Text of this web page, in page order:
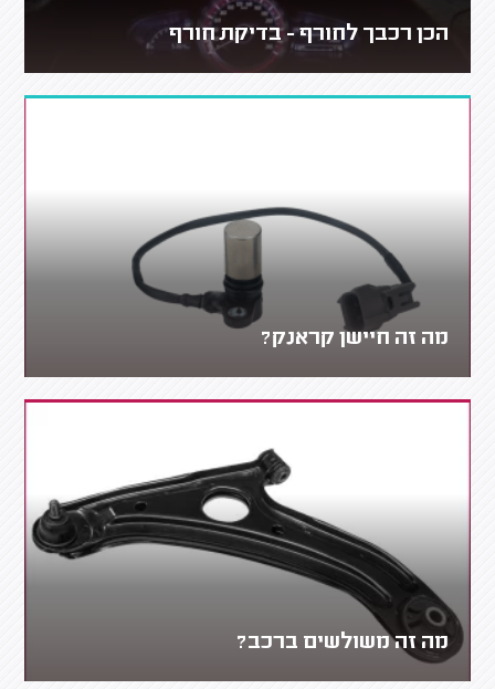
הכן רכבך לחורף - בדיקת חורף
מה זה חיישן קראנק?
מה זה משולשים ברכב?